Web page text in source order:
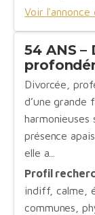
Voir l'annonce
54 ANS
Divorcée,
d’une
présence
elle a...
Profil
indiff, calme,
communes,